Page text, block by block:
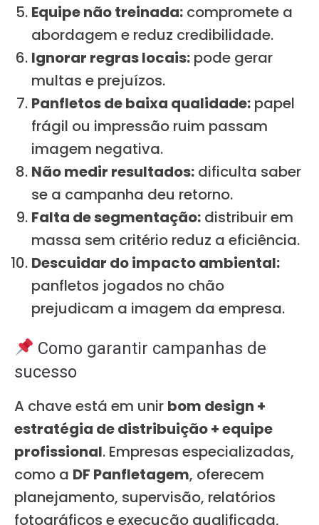
Equipe não treinada: compromete a
abordagem e reduz credibilidade.
Ignorar regras locais: pode gerar
multas e prejuízos.
Panfletos de baixa qualidade: papel
frágil ou impressão ruim passam
imagem negativa.
Não medir resultados: dificulta saber
se a campanha deu retorno.
Falta de segmentação: distribuir em
massa sem critério reduz a eficiência.
Descuidar do impacto ambiental:
panfletos jogados no chão
prejudicam a imagem da empresa.
Como garantir campanhas de
sucesso
A chave está em unir bom design +
estratégia de distribuição + equipe
profissional. Empresas especializadas,
como a DF Panfletagem, oferecem
planejamento, supervisão, relatórios
fotográficos e execução qualificada,